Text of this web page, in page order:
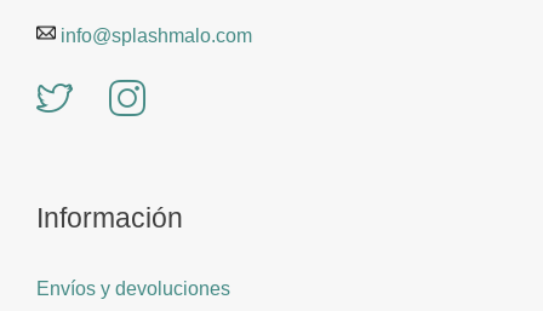
info@splashmalo.com
Información
Envíos y devoluciones